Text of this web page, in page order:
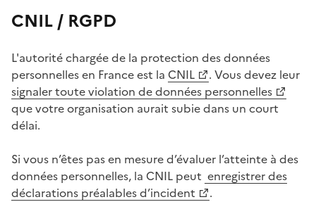
CNIL / RGPD
L'autorité chargée de la protection des données
personnelles en France est la
(Ouvre une nouvelle fenêtre)
CNIL
. Vous devez leur
(Ouvre une nouvelle fenêtre)
signaler toute violation de données personnelles
que votre organisation aurait subie dans un court
délai.
Si vous n’êtes pas en mesure d’évaluer l’atteinte à des
données personnelles, la CNIL peut
(Ouvre une nouvelle fenêtre)
enregistrer des
déclarations préalables d’incident
.